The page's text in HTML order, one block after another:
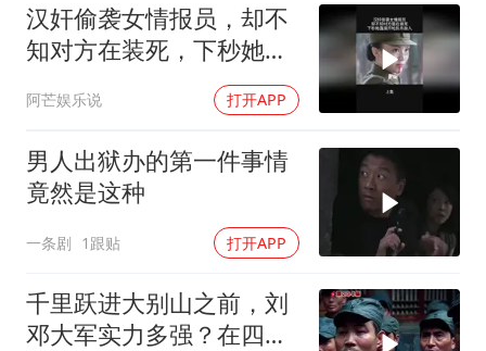
汉奸偷袭女情报员，却不
知对方在装死，下秒她直
阿芒娱乐说 打开APP
男人出狱办的第一件事情
竟然是这种
一条剧 1跟贴 打开APP
千里跃进大别山之前，刘
邓大军实力多强？在四大